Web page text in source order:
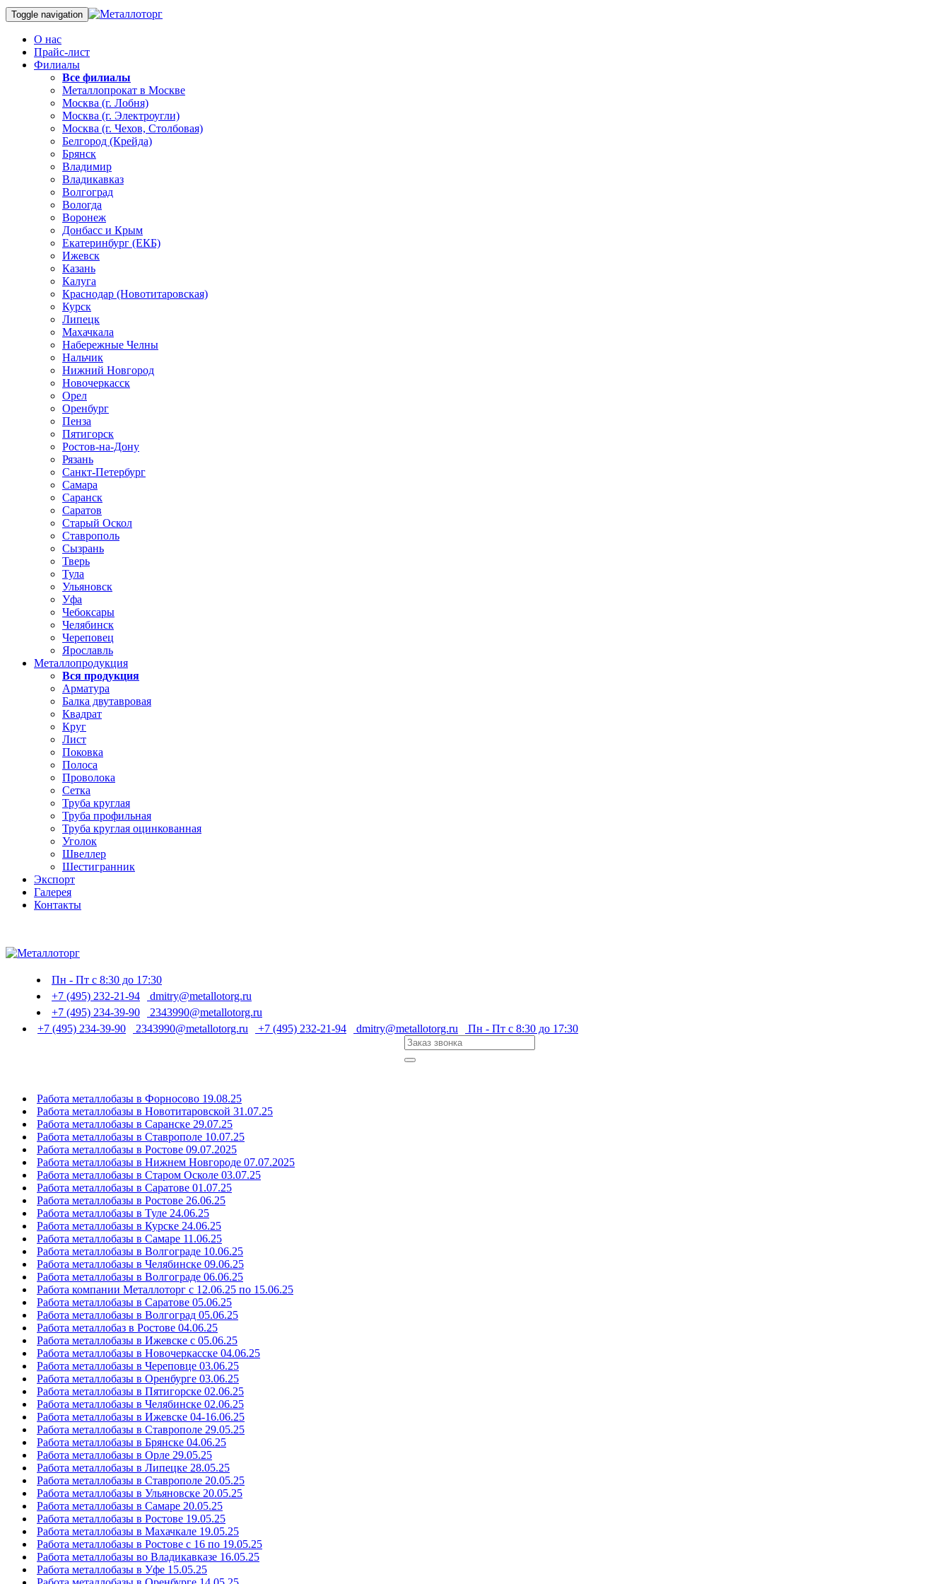
Toggle navigation
О нас
Прайс-лист
Филиалы
Все филиалы
Металлопрокат в Москве
Москва (г. Лобня)
Москва (г. Электроугли)
Москва (г. Чехов, Столбовая)
Белгород (Крейда)
Брянск
Владимир
Владикавказ
Волгоград
Вологда
Воронеж
Донбасс и Крым
Екатеринбург (ЕКБ)
Ижевск
Казань
Калуга
Краснодар (Новотитаровская)
Курск
Липецк
Махачкала
Набережные Челны
Нальчик
Нижний Новгород
Новочеркасск
Орел
Оренбург
Пенза
Пятигорск
Ростов-на-Дону
Рязань
Санкт-Петербург
Самара
Саранск
Саратов
Старый Оскол
Ставрополь
Сызрань
Тверь
Тула
Ульяновск
Уфа
Чебоксары
Челябинск
Череповец
Ярославль
Металлопродукция
Вся продукция
Арматура
Балка двутавровая
Квадрат
Круг
Лист
Поковка
Полоса
Проволока
Сетка
Труба круглая
Труба профильная
Труба круглая оцинкованная
Уголок
Швеллер
Шестигранник
Экспорт
Галерея
Контакты
Пн - Пт с 8:30 до 17:30
+7 (495) 232-21-94
dmitry@metallotorg.ru
+7 (495) 234-39-90
2343990@metallotorg.ru
+7 (495) 234-39-90
2343990@metallotorg.ru +7 (495) 232-21-94 dmitry@metallotorg.ru Пн - Пт с 8:30 до 17:30
Работа металлобазы в Форносово 19.08.25
Работа металлобазы в Новотитаровской 31.07.25
Работа металлобазы в Саранске 29.07.25
Работа металлобазы в Ставрополе 10.07.25
Работа металлобазы в Ростове 09.07.2025
Работа металлобазы в Нижнем Новгороде 07.07.2025
Работа металлобазы в Старом Осколе 03.07.25
Работа металлобазы в Саратове 01.07.25
Работа металлобазы в Ростове 26.06.25
Работа металлобазы в Туле 24.06.25
Работа металлобазы в Курске 24.06.25
Работа металлобазы в Самаре 11.06.25
Работа металлобазы в Волгограде 10.06.25
Работа металлобазы в Челябинске 09.06.25
Работа металлобазы в Волгограде 06.06.25
Работа компании Металлоторг с 12.06.25 по 15.06.25
Работа металлобазы в Саратове 05.06.25
Работа металлобазы в Волгоград 05.06.25
Работа металлобаз в Ростове 04.06.25
Работа металлобазы в Ижевске с 05.06.25
Работа металлобазы в Новочеркасске 04.06.25
Работа металлобазы в Череповце 03.06.25
Работа металлобазы в Оренбурге 03.06.25
Работа металлобазы в Пятигорске 02.06.25
Работа металлобазы в Челябинске 02.06.25
Работа металлобазы в Ижевске 04-16.06.25
Работа металлобазы в Ставрополе 29.05.25
Работа металлобазы в Брянске 04.06.25
Работа металлобазы в Орле 29.05.25
Работа металлобазы в Липецке 28.05.25
Работа металлобазы в Ставрополе 20.05.25
Работа металлобазы в Ульяновске 20.05.25
Работа металлобазы в Самаре 20.05.25
Работа металлобазы в Ростове 19.05.25
Работа металлобазы в Махачкале 19.05.25
Работа металлобазы в Ростове с 16 по 19.05.25
Работа металлобазы во Владикавказе 16.05.25
Работа металлобазы в Уфе 15.05.25